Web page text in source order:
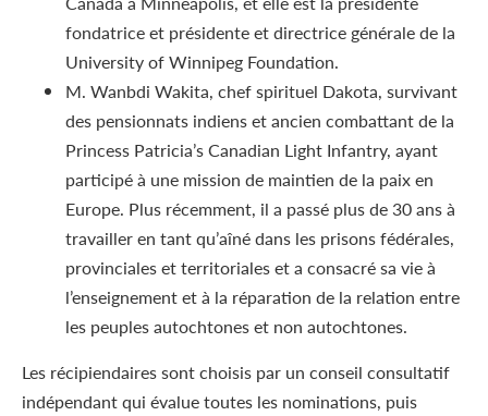
fondatrice et présidente et directrice générale de la
University of Winnipeg Foundation.
M. Wanbdi Wakita, chef spirituel Dakota, survivant
des pensionnats indiens et ancien combattant de la
Princess Patricia’s Canadian Light Infantry, ayant
participé à une mission de maintien de la paix en
Europe. Plus récemment, il a passé plus de 30 ans à
travailler en tant qu’aîné dans les prisons fédérales,
provinciales et territoriales et a consacré sa vie à
l’enseignement et à la réparation de la relation entre
les peuples autochtones et non autochtones.
Les récipiendaires sont choisis par un conseil consultatif
indépendant qui évalue toutes les nominations, puis